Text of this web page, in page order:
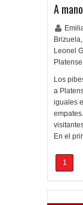
A
Brizuela,
Leonel
Platense
Los
a
iguales
En el
1